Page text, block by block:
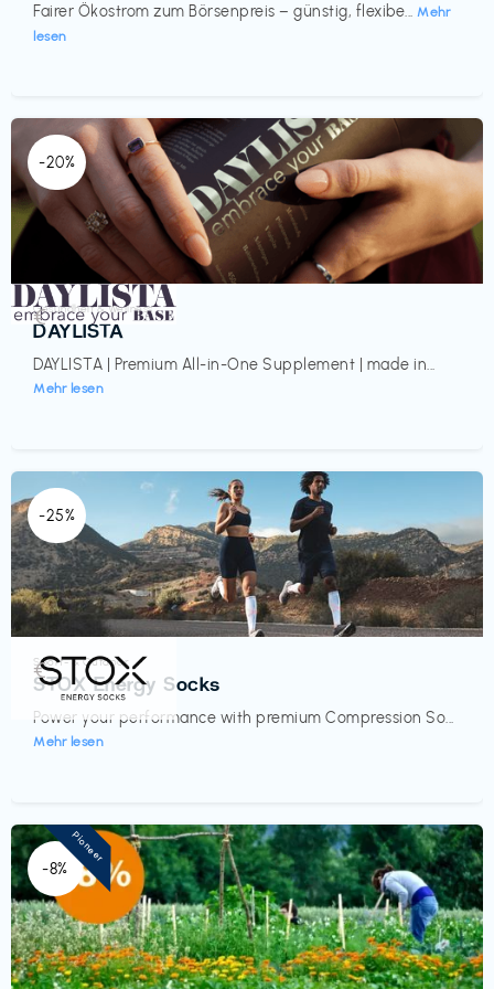
Fairer Ökostrom zum Börsenpreis – günstig, flexibe... Mehr
lesen
-20%
Gesundheit & Wellness
DAYLISTA
DAYLISTA | Premium All-in-One Supplement | made in...
Mehr lesen
€‎
-25%
Sport- & Outdoor
STOX Energy Socks
Power your performance with premium Compression So...
Mehr lesen
€‎
-8%
Pioneer